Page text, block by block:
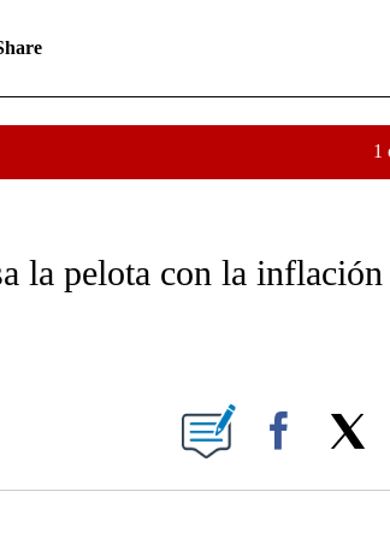
1
TO RECEIVE NOTIFICATIONS ABOUT NEW PAGES ON
la pelota con la inflación
ABOUT NEW PAGES ON "".
Facebook